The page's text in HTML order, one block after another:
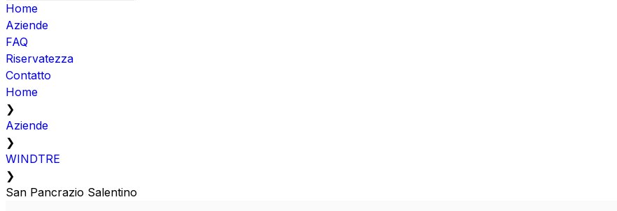
Home
Aziende
FAQ
Riservatezza
Contatto
Home
❯
Aziende
❯
WINDTRE
❯
San Pancrazio Salentino